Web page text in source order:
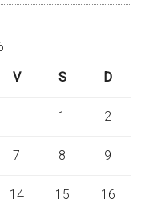
V S D
1 2
7 8 9
14 15 16